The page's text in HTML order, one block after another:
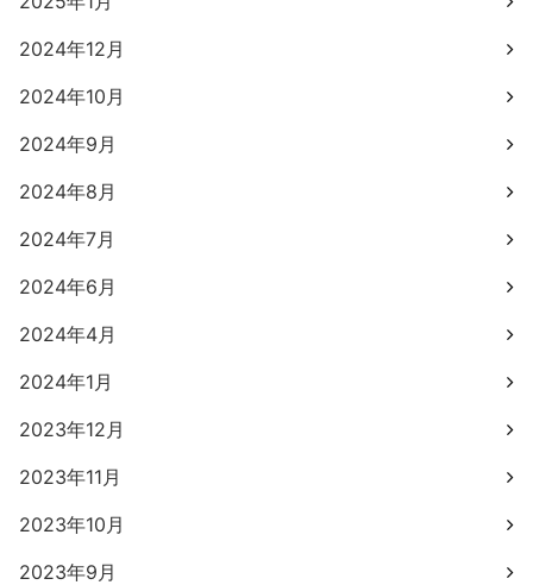
2024年12月
2024年10月
2024年9月
2024年8月
2024年7月
2024年6月
2024年4月
2024年1月
2023年12月
2023年11月
2023年10月
2023年9月